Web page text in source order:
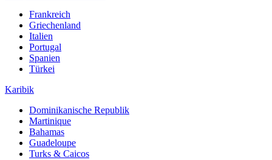
Frankreich
Griechenland
Italien
Portugal
Spanien
Türkei
Karibik
Dominikanische Republik
Martinique
Bahamas
Guadeloupe
Turks & Caicos